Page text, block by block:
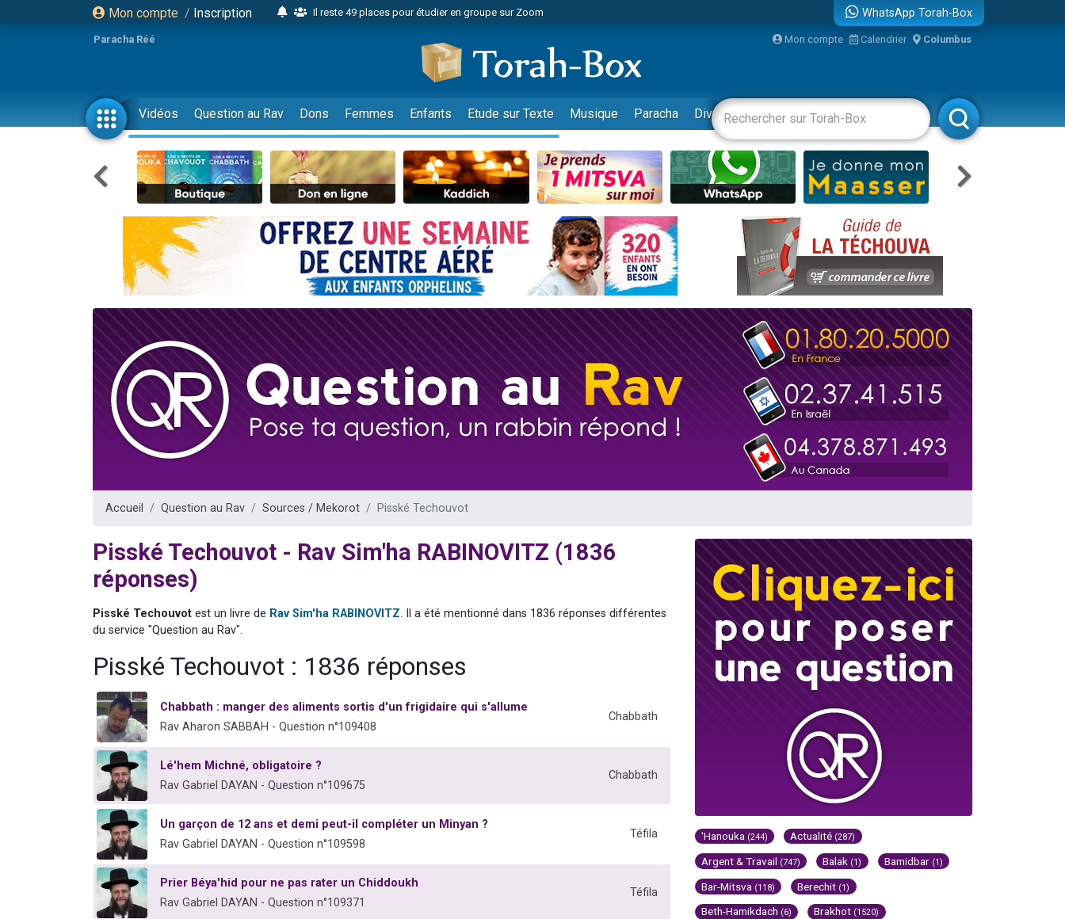
Mon compte / Inscription
Il reste 49 places pour étudier en groupe sur Zoom
2 personnes viennent de nous rejoindre sur WhatsApp
6 personnes viennent de nous rejoindre sur WhatsApp
4 personnes viennent de faire un don pour Reloger Rivka, 6 enfants, victime de violences...
2 personnes viennent de faire un don pour 1 Journée de Vacances Pour les Enfants
17 personnes viennent de demander une bénédiction
4 personnes viennent de nous rejoindre sur WhatsApp
Il reste 49 places pour étudier en groupe sur Zoom
Eva vient de donner son Maasser
4 personnes viennent de nous rejoindre sur WhatsApp
3 personnes viennent de nous rejoindre sur WhatsApp
Odaya vient de donner son Maasser
3 personnes viennent de faire un don pour 5 jours de vacances aux Orphelins
2 personnes viennent de nous rejoindre sur WhatsApp
13 personnes viennent de demander une bénédiction
30 personnes viennent de faire un don pour Sauvez la jambe de Yohan
Il reste 49 places pour étudier en groupe sur Zoom
12 nouvelles musiques dans Torah-Box Music
WhatsApp Torah-Box
Paracha Réé Mon compte Calendrier Columbus
Vidéos Question au Rav Dons Femmes Enfants Etude sur Texte Musique Paracha Divertissements Livres Rabbanim
Accueil Question au Rav Sources / Mekorot Pisské Techouvot
Pisské Techouvot - Rav Sim'ha RABINOVITZ (1836
réponses)
Pisské Techouvot est un livre de Rav Sim'ha RABINOVITZ. Il a été mentionné dans 1836 réponses différentes
du service "Question au Rav".
Pisské Techouvot : 1836 réponses
Chabbath : manger des aliments sortis d'un frigidaire qui s'allume
Rav Aharon SABBAH - Question n°109408
Chabbath
Lé'hem Michné, obligatoire ?
Rav Gabriel DAYAN - Question n°109675
Chabbath
Un garçon de 12 ans et demi peut-il compléter un Minyan ?
Rav Gabriel DAYAN - Question n°109598
Téfila
Prier Béya'hid pour ne pas rater un Chiddoukh
Rav Gabriel DAYAN - Question n°109371
Téfila
'Hanouka (244) Actualité (287)
Argent & Travail (747) Balak (1) Bamidbar (1)
Bar-Mitsva (118) Berechit (1)
Beth-Hamikdach (6) Brakhot (1520)